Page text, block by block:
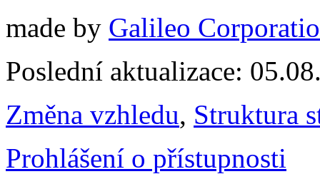
made by Galileo
Poslední aktualizace:
Změna vzhledu, Struktura
Prohlášení o přístupnosti